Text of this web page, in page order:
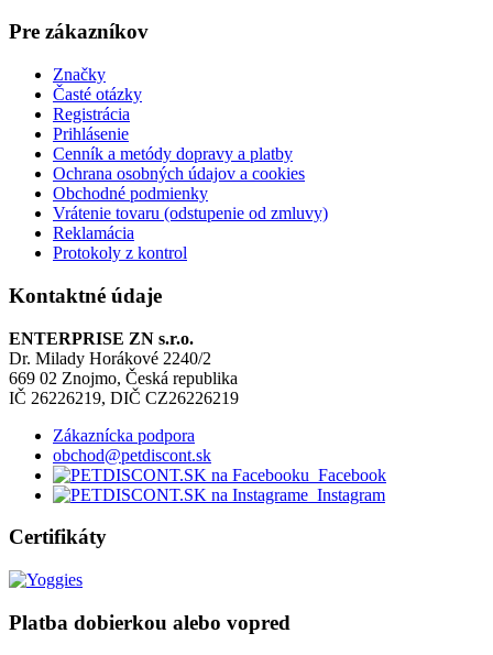
Pre zákazníkov
Značky
Časté otázky
Registrácia
Prihlásenie
Cenník a metódy dopravy a platby
Ochrana osobných údajov a cookies
Obchodné podmienky
Vrátenie tovaru (odstupenie od zmluvy)
Reklamácia
Protokoly z kontrol
Kontaktné údaje
ENTERPRISE ZN s.r.o.
Dr. Milady Horákové 2240/2
669 02 Znojmo, Česká republika
IČ 26226219, DIČ CZ26226219
Zákaznícka podpora
obchod@petdiscont.sk
Facebook
Instagram
Certifikáty
Platba dobierkou alebo vopred